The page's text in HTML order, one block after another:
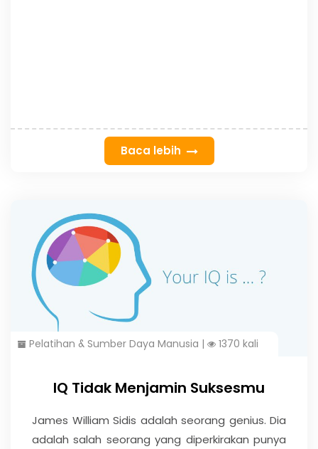
Baca lebih
Pelatihan & Sumber Daya Manusia | 1370 kali
IQ Tidak Menjamin Suksesmu
James William Sidis adalah seorang genius. Dia
adalah salah seorang yang diperkirakan punya